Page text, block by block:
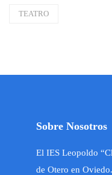
TEATRO
Sobre Nosotros
El IES Leopoldo
de Otero en